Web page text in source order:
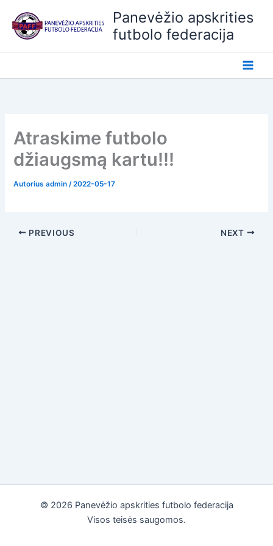
prie
turinio
Panevėžio apskrities
futbolo federacija
Atraskime futbolo
džiaugsmą kartu!!!
Autorius admin/2022-05-17
PREVIOUS NEXT
© 2026 Panevėžio apskrities futbolo federacija
Visos teisės saugomos.